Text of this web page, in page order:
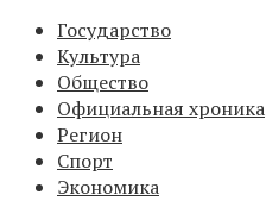
Государство
Культура
Общество
Официальная хроника
Регион
Спорт
Экономика